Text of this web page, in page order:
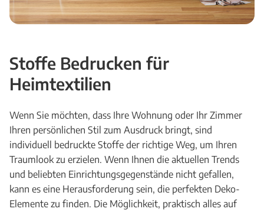
Stoffe Bedrucken für
Heimtextilien
Wenn Sie möchten, dass Ihre Wohnung oder Ihr Zimmer
Ihren persönlichen Stil zum Ausdruck bringt, sind
individuell bedruckte Stoffe der richtige Weg, um Ihren
Traumlook zu erzielen. Wenn Ihnen die aktuellen Trends
und beliebten Einrichtungsgegenstände nicht gefallen,
kann es eine Herausforderung sein, die perfekten Deko-
Elemente zu finden. Die Möglichkeit, praktisch alles auf